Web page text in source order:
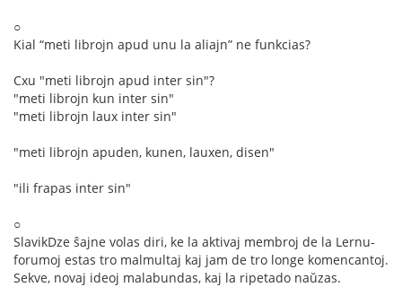
○
Kial “meti librojn apud unu la aliajn” ne funkcias?
Cxu "meti librojn apud inter sin"?
"meti librojn kun inter sin"
"meti librojn laux inter sin"
"meti librojn apuden, kunen, lauxen, disen"
"ili frapas inter sin"
○
SlavikDze ŝajne volas diri, ke la aktivaj membroj de la Lernu-
forumoj estas tro malmultaj kaj jam de tro longe komencantoj.
Sekve, novaj ideoj malabundas, kaj la ripetado naŭzas.